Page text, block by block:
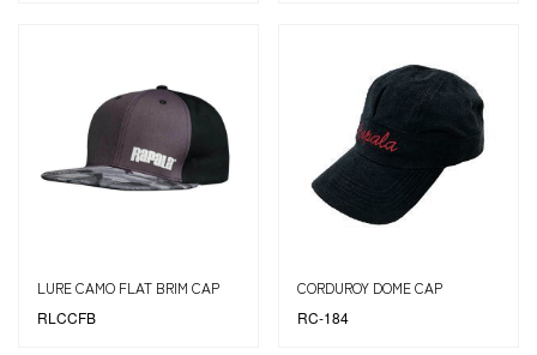
LURE CAMO FLAT BRIM CAP
RLCCFB
CORDUROY DOME CAP
RC-184